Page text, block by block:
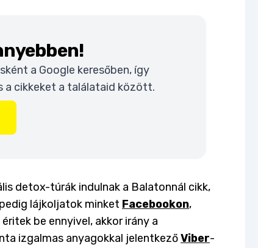
a Google keresőben, így
a cikkeket a találataid között.
detox-túrák indulnak a Balatonnál cikk,
lájkoljatok minket Facebookon,
éritek be ennyivel, akkor irány a
izgalmas anyagokkal jelentkezőViber-